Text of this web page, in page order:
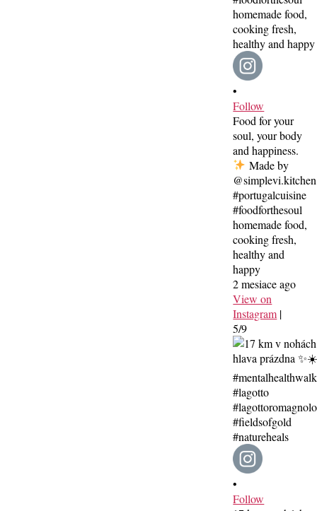
•
Follow
Food for your
soul, your body
and happiness.
Made by
@simplevi.kitchen
#portugalcuisine
#foodforthesoul
homemade food,
cooking fresh,
healthy and
happy
2 mesiace ago
View on
Instagram |
5/9
•
Follow